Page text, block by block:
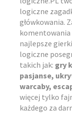
logiczne
główkowania.
komentowania
najlepsze
logiczne
takich jak: gry
pasjanse,
warcaby,
więcej tylko
każdego za